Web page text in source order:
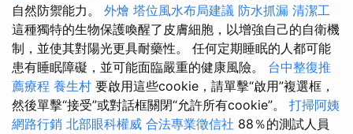
自然防禦能力。 外燴 塔位風水布局建議 防水抓漏 清潔工
這種獨特的生物保護喚醒了皮膚細胞，以增強自己的自衛機
制，並使其對陽光更具耐藥性。 任何定期睡眠的人都可能
患有睡眠障礙，並可能面臨嚴重的健康風險。 台中整復推
薦療程 養生村 要啟用這些cookie，請單擊“啟用”複選框，
然後單擊“接受”或對話框關閉“允許所有cookie”。 打掃阿姨
網路行銷 北部眼科權威 合法專業徵信社 88％的測試人員